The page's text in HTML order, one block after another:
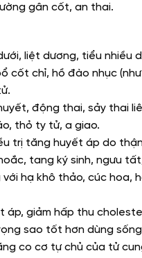
gân cốt, an thai.
liệt dương, tiểu nhiều
cốt chỉ, hồ đào nhục
động thai, sảy thai
thỏ ty tử, a giao.
trị tăng huyết áp do
tang ký sinh, ngưu
hạ khô thảo, cúc hoa,
áp, giảm hấp thu
sao tốt hơn dùng
co cơ tự chủ của tử